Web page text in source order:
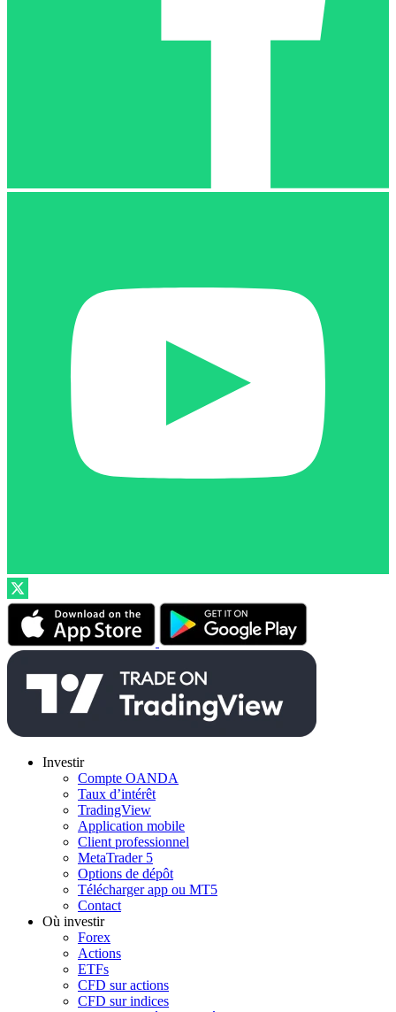
Investir
Compte OANDA
Taux d’intérêt
TradingView
Application mobile
Client professionnel
MetaTrader 5
Options de dépôt
Télécharger app ou MT5
Contact
Où investir
Forex
Actions
ETFs
CFD sur actions
CFD sur indices